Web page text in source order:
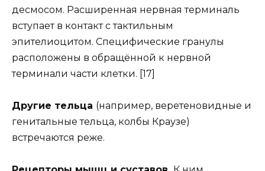
десмосом. Расширенная нервная терминаль
вступает в контакт с тактильным
эпителиоцитом. Специфические гранулы
расположены в обращённой к нервной
терминали части клетки. [17]
Другие тельца (например, веретеновидные и
генитальные тельца, колбы Краузе)
встречаются реже.